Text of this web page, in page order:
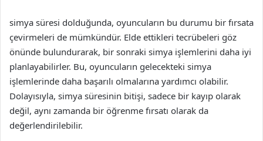
simya süresi dolduğunda, oyuncuların bu durumu bir fırsata
çevirmeleri de mümkündür. Elde ettikleri tecrübeleri göz
önünde bulundurarak, bir sonraki simya işlemlerini daha iyi
planlayabilirler. Bu, oyuncuların gelecekteki simya
işlemlerinde daha başarılı olmalarına yardımcı olabilir.
Dolayısıyla, simya süresinin bitişi, sadece bir kayıp olarak
değil, aynı zamanda bir öğrenme fırsatı olarak da
değerlendirilebilir.